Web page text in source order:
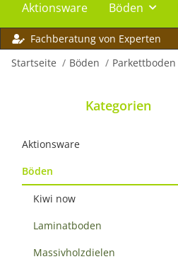
Aktionsware Böden
Fachberatung von Experten
Startseite
Böden Parkettboden
Kategorien
Aktionsware
Böden
Kiwi now
Laminatboden
Massivholzdielen